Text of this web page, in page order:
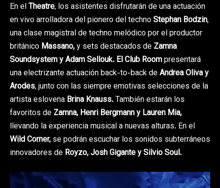
En elTheatre, los asistentes disfrutarán de una actuación
en vivo arrolladora del pionero del technoStephan Bodzin,
una clase magistral de techno melódico por el productor
británico Massano,y sets destacados de Zamna
Soundsystem y Adam Sellouk. El Club Roompresentará
una electrizante actuación back-to-back deAndrea Oliva y
Arodes, junto con las siempre emotivas selecciones de la
artista eslovena Brina Knauss.También estarán los
favoritos de Zamna, Henri Bergmann y Lauren Mia,
llevando la experiencia musical a nuevas alturas. En el
Wild Corner, se podrán escuchar los sonidos subterráneos
innovadores de Royzo, Josh Gigante y Silvio Soul.